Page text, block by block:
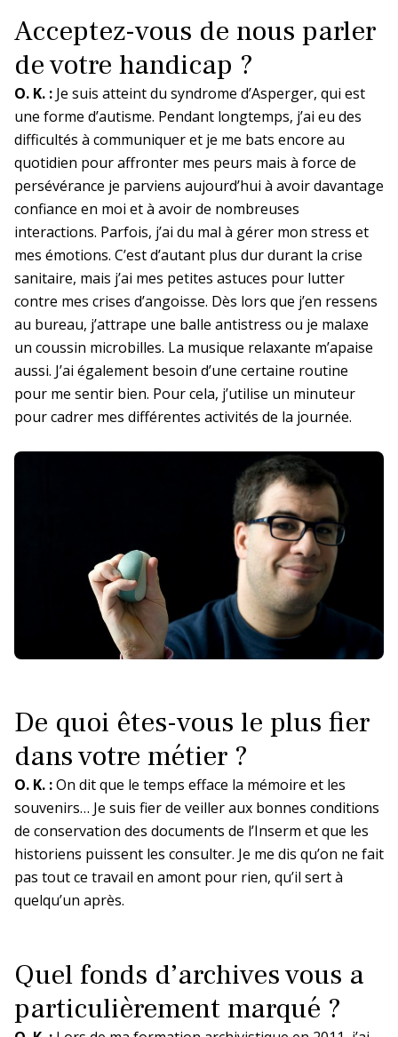
Acceptez-vous de nous parler
de votre handicap ?
O. K. : Je suis atteint du syndrome d’Asperger, qui est
une forme d’autisme. Pendant longtemps, j’ai eu des
difficultés à communiquer et je me bats encore au
quotidien pour affronter mes peurs mais à force de
persévérance je parviens aujourd’hui à avoir davantage
confiance en moi et à avoir de nombreuses
interactions. Parfois, j’ai du mal à gérer mon stress et
mes émotions. C’est d’autant plus dur durant la crise
sanitaire, mais j’ai mes petites astuces pour lutter
contre mes crises d’angoisse. Dès lors que j’en ressens
au bureau, j’attrape une balle antistress ou je malaxe
un coussin microbilles. La musique relaxante m’apaise
aussi. J’ai également besoin d’une certaine routine
pour me sentir bien. Pour cela, j’utilise un minuteur
pour cadrer mes différentes activités de la journée.
De quoi êtes-vous le plus fier
dans votre métier ?
O. K. :On dit que le temps efface la mémoire et les
souvenirs… Je suis fier de veiller aux bonnes conditions
de conservation des documents de l’Inserm et que les
historiens puissent les consulter. Je me dis qu’on ne fait
pas tout ce travail en amont pour rien, qu’il sert à
quelqu’un après.
Quel fonds d’archives vous a
particulièrement marqué ?